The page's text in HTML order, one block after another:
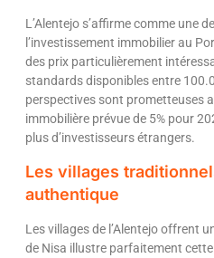
L’Alentejo s’affirme comme une
l’investissement immobilier au
des prix particulièrement
standards disponibles entre
perspectives sont prometteuses
immobilière prévue de 5% pour
plus d’investisseurs étrangers.
Les villages
authentique
Les villages de l’Alentejo offrent
de Nisa illustre parfaitement